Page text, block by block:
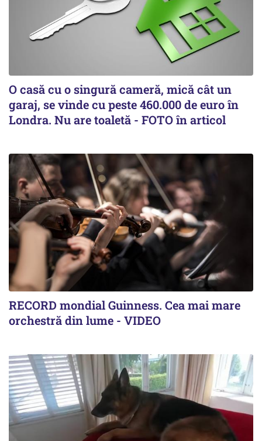
O casă cu o singură cameră, mică cât un
garaj, se vinde cu peste 460.000 de euro în
Londra. Nu are toaletă - FOTO în articol
RECORD mondial Guinness. Cea mai mare
orchestră din lume - VIDEO